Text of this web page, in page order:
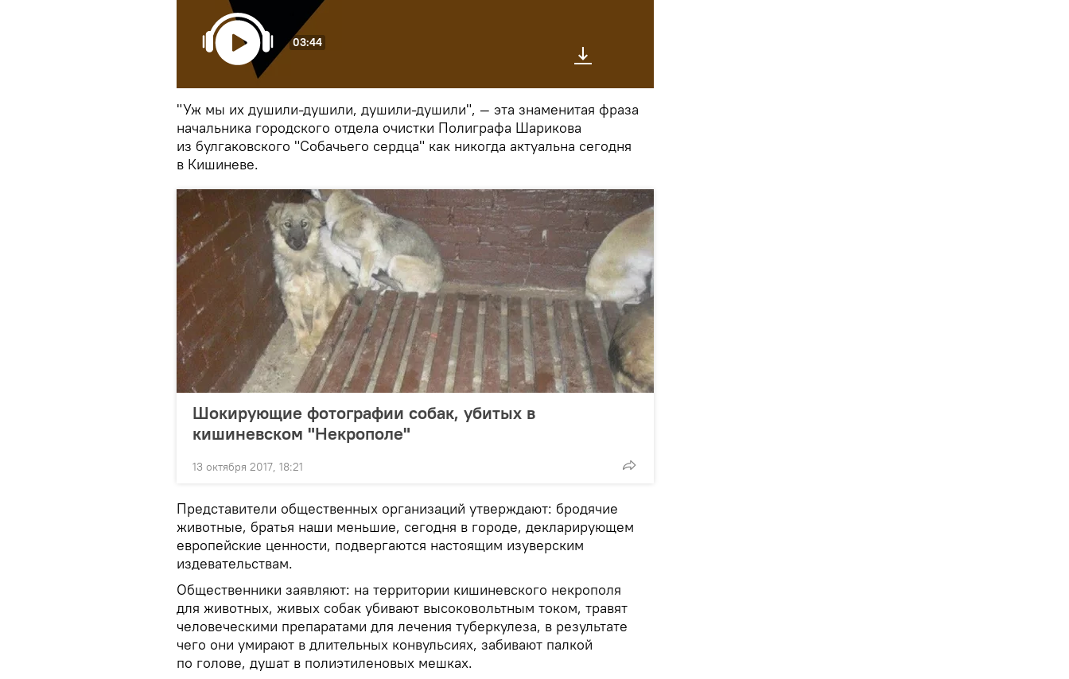
03:44
"Уж мы их душили-душили, душили-душили", — эта знаменитая фраза
начальника городского отдела очистки Полиграфа Шарикова
из булгаковского "Собачьего сердца" как никогда актуальна сегодня
в Кишиневе.
Шокирующие фотографии собак, убитых в
кишиневском "Некрополе"
13 октября 2017, 18:21
Представители общественных организаций утверждают: бродячие
животные, братья наши меньшие, сегодня в городе, декларирующем
европейские ценности, подвергаются настоящим изуверским
издевательствам.
Общественники заявляют: на территории кишиневского некрополя
для животных, живых собак убивают высоковольтным током, травят
человеческими препаратами для лечения туберкулеза, в результате
чего они умирают в длительных конвульсиях, забивают палкой
по голове, душат в полиэтиленовых мешках.